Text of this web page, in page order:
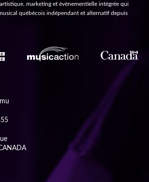
marketing et événementielle intégrée qui
québécois indépendant et alternatif depuis